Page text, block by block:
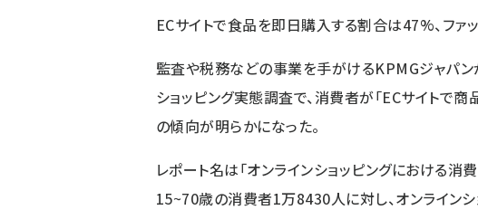
ECサイトで食品を即日購入する割合は47%、ファ
監査や税務などの事業を手がけるKPMGジャパ
ショッピング実態調査で、消費者が「ECサイトで
の傾向が明らかになった。
レポート名は「オンラインショッピングにおける
15~70歳の消費者1万8430人に対し、オンライン